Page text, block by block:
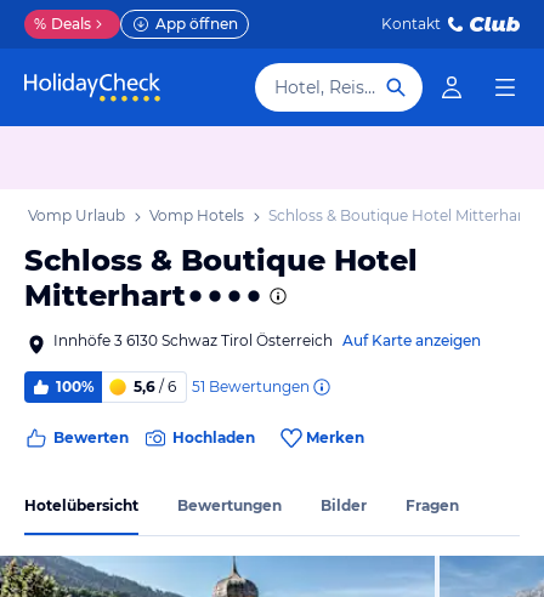
% Deals App öffnen Kontakt
Hotel, Reiseziel
Vomp Urlaub Vomp Hotels Schloss & Boutique Hotel Mitterhart
Schloss & Boutique Hotel
Mitterhart
Innhöfe 3 6130 Schwaz Tirol Österreich Auf Karte anzeigen
100% 5,6 / 6 51 Bewertungen
Bewerten Hochladen Merken
Hotelübersicht Bewertungen Bilder Fragen